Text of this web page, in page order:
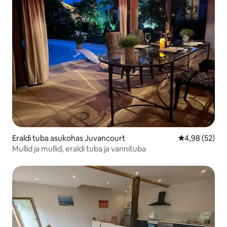
Eraldi tuba asukohas Juvancourt Keskmine
4,98 (52)
Mullid ja mullid, eraldi tuba ja vannituba